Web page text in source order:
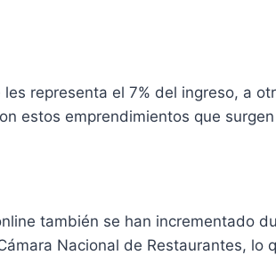
les representa el 7% del ingreso, a
estos emprendimientos que surgen
también se han incrementado
Nacional de Restaurantes, lo